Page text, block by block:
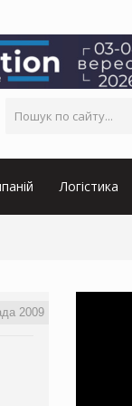
Логістика
2009